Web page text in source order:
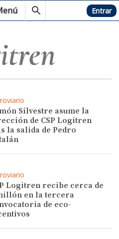
Hemeroteca Entrar
Silvestre asume la
de CSP Logitren
la salida de Pedro
Logitren recibe cerca de
en la tercera
de eco-